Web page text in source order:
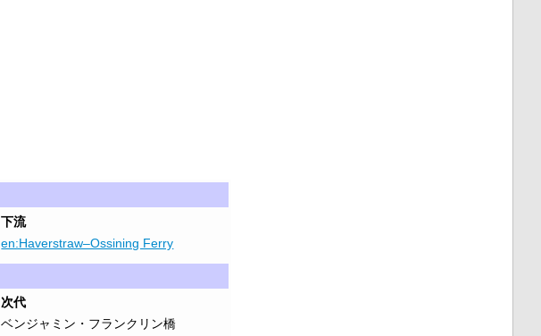
下流
en:Haverstraw–Ossining Ferry
次代
ベンジャミン・フランクリン橋